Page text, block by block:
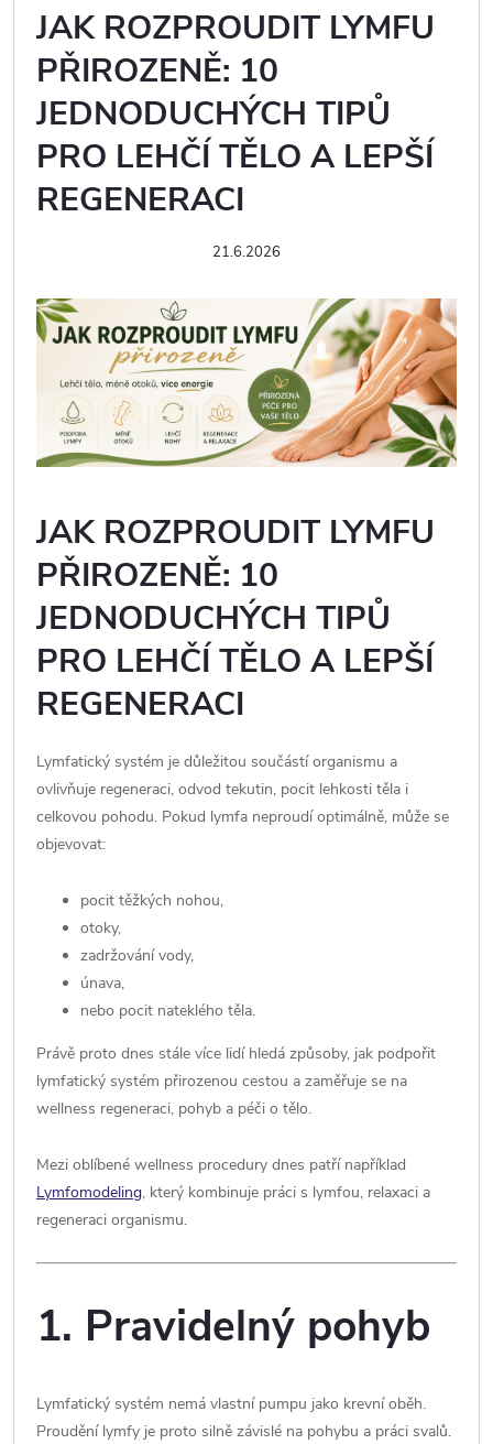
JAK ROZPROUDIT LYMFU
PŘIROZENĚ: 10
JEDNODUCHÝCH TIPŮ
PRO LEHČÍ TĚLO A LEPŠÍ
REGENERACI
21.6.2026
JAK ROZPROUDIT LYMFU
PŘIROZENĚ: 10
JEDNODUCHÝCH TIPŮ
PRO LEHČÍ TĚLO A LEPŠÍ
REGENERACI
Lymfatický systém je důležitou součástí organismu a
ovlivňuje regeneraci, odvod tekutin, pocit lehkosti těla i
celkovou pohodu. Pokud lymfa neproudí optimálně, může se
objevovat:
pocit těžkých nohou,
otoky,
zadržování vody,
únava,
nebo pocit nateklého těla.
Právě proto dnes stále více lidí hledá způsoby, jak podpořit
lymfatický systém přirozenou cestou a zaměřuje se na
wellness regeneraci, pohyb a péči o tělo.
Mezi oblíbené wellness procedury dnes patří například
Lymfomodeling, který kombinuje práci s lymfou, relaxaci a
regeneraci organismu.
1. Pravidelný pohyb
Lymfatický systém nemá vlastní pumpu jako krevní oběh.
Proudění lymfy je proto silně závislé na pohybu a práci svalů.